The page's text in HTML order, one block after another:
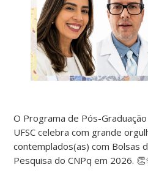
O Programa de Pós-
UFSC celebra com grande
contemplados(as) com Bolsas
Pesquisa do CNPq em 2026.